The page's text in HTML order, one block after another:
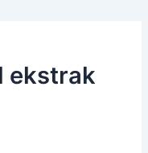
ekstrak